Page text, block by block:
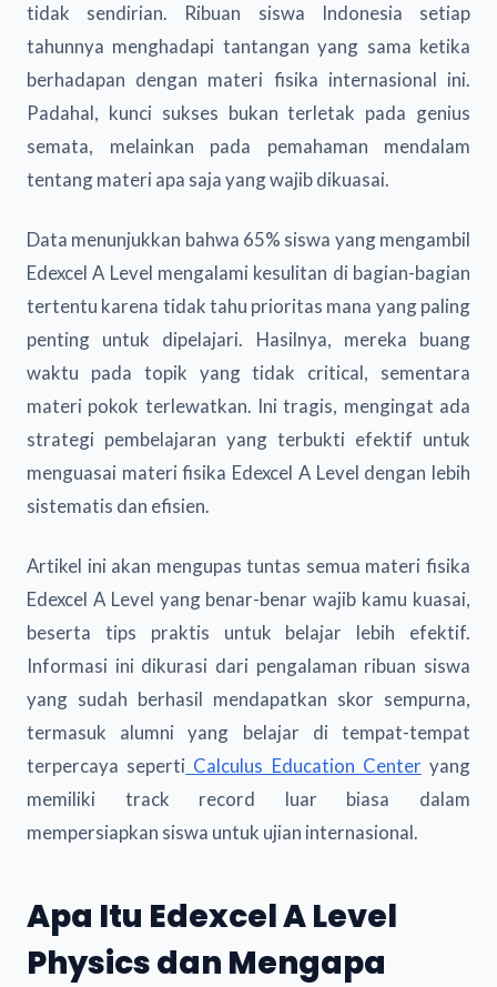
tidak sendirian. Ribuan siswa Indonesia setiap
tahunnya menghadapi tantangan yang sama ketika
berhadapan dengan materi fisika internasional ini.
Padahal, kunci sukses bukan terletak pada genius
semata, melainkan pada pemahaman mendalam
tentang materi apa saja yang wajib dikuasai.
Data menunjukkan bahwa 65% siswa yang mengambil
Edexcel A Level mengalami kesulitan di bagian-bagian
tertentu karena tidak tahu prioritas mana yang paling
penting untuk dipelajari. Hasilnya, mereka buang
waktu pada topik yang tidak critical, sementara
materi pokok terlewatkan. Ini tragis, mengingat ada
strategi pembelajaran yang terbukti efektif untuk
menguasai materi fisika Edexcel A Level dengan lebih
sistematis dan efisien.
Artikel ini akan mengupas tuntas semua materi fisika
Edexcel A Level yang benar-benar wajib kamu kuasai,
beserta tips praktis untuk belajar lebih efektif.
Informasi ini dikurasi dari pengalaman ribuan siswa
yang sudah berhasil mendapatkan skor sempurna,
termasuk alumni yang belajar di tempat-tempat
terpercaya seperti Calculus Education Centeryang
memiliki track record luar biasa dalam
mempersiapkan siswa untuk ujian internasional.
Apa Itu Edexcel A Level
Physics dan Mengapa